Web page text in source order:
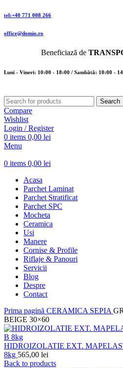
tel:+40 771 008 266
office@domio.ro
Beneficiază de
Luni - Vineri: 10:00 - 18:00 / Sambătă: 10:00 -
Search
Compare
Wishlist
Login / Register
0 items 0,00 lei
Menu
0 items 0,00 lei
Acasa
Parchet Laminat
Parchet Stratificat
Parchet SPC
Mocheta
Ceramica
Usi
Manere
Cornise & Profile
Riflaje & Panouri
Servicii
Blog
Despre
Contact
Prima pagină CERAMICA SEPIA
BEIGE 30×60
HIDROIZOLATIE EXT.
8kg 565,00 lei
Back to products